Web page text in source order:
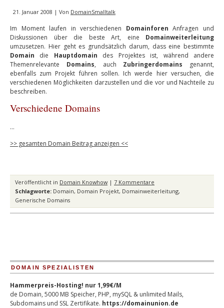
21. Januar 2008 | Von DomainSmalltalk
Im Moment laufen in verschiedenen Domainforen Anfragen und
Diskussionen über die beste Art, eine Domainweiterleitung
umzusetzen. Hier geht es grundsätzlich darum, dass eine bestimmte
Domain die Hauptdomain des Projektes ist, während andere
Themenrelevante Domains, auch Zubringerdomains genannt,
ebenfalls zum Projekt führen sollen. Ich werde hier versuchen, die
verschiedenen Möglichkeiten darzustellen und die vor und Nachteile zu
beschreiben.
Verschiedene Domains
…
>> gesamten Domain Beitrag anzeigen <<
Veröffentlicht in Domain Knowhow | 7 Kommentare
Schlagworte: Domain, Domain Projekt, Domainweiterleitung,
Generische Domains
DOMAIN SPEZIALISTEN
Hammerpreis-Hosting! nur 1,99€/M
de Domain, 5000 MB Speicher, PHP, mySQL & unlimited Mails,
Subdomains und SSL Zertifikate. https://domainunion.de